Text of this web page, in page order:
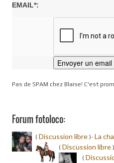
EMAIL*:
Pas de SPAM chez Blaise! C'est
Forum fotoloco:
( Discussion libre )- La
( Discussion libre
(